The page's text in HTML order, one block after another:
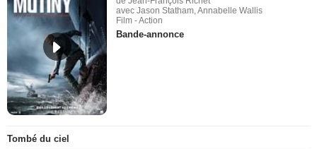
avec Jason Statham, Annabelle Wallis
Film - Action
Bande-annonce
Tombé du ciel